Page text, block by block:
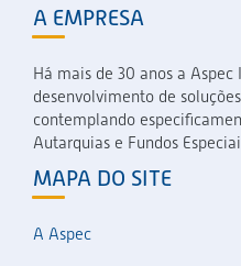
A EMPRESA
Há mais de 30 anos a
desenvolvimento de
contemplando
Autarquias e Fundos
MAPA DO SITE
A Aspec